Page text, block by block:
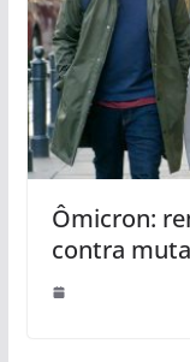
Ômicron:
contra